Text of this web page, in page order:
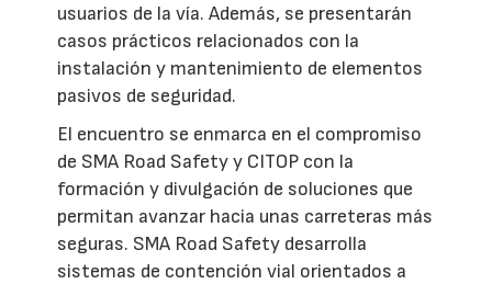
usuarios de la vía. Además, se presentarán
casos prácticos relacionados con la
instalación y mantenimiento de elementos
pasivos de seguridad.
El encuentro se enmarca en el compromiso
de SMA Road Safety y CITOP con la
formación y divulgación de soluciones que
permitan avanzar hacia unas carreteras más
seguras. SMA Road Safety desarrolla
sistemas de contención vial orientados a